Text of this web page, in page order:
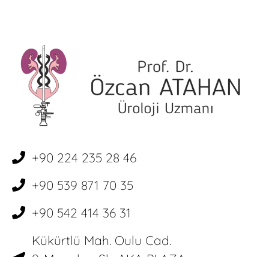
+90 224 235 28 46
+90 539 871 70 35
+90 542 414 36 31
Kükürtlü Mah. Oulu Cad.